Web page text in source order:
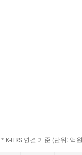
* K-IFRS 연결 기준 (단위: 억